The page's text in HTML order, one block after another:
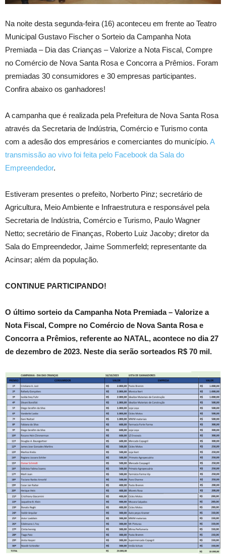
Na noite desta segunda-feira (16) aconteceu em frente ao Teatro
Municipal Gustavo Fischer o Sorteio da Campanha Nota
Premiada – Dia das Crianças – Valorize a Nota Fiscal, Compre
no Comércio de Nova Santa Rosa e Concorra a Prêmios. Foram
premiadas 30 consumidores e 30 empresas participantes.
Confira abaixo os ganhadores!
A campanha que é realizada pela Prefeitura de Nova Santa Rosa
através da Secretaria de Indústria, Comércio e Turismo conta
com a adesão dos empresários e comerciantes do município. A
transmissão ao vivo foi feita pelo Facebook da Sala do
Empreendedor.
Estiveram presentes o prefeito, Norberto Pinz; secretário de
Agricultura, Meio Ambiente e Infraestrutura e responsável pela
Secretaria de Indústria, Comércio e Turismo, Paulo Wagner
Netto; secretário de Finanças, Roberto Luiz Jacoby; diretor da
Sala do Empreendedor, Jaime Sommerfeld; representante da
Acinsar; além da população.
CONTINUE PARTICIPANDO!
O último sorteio da Campanha Nota Premiada – Valorize a
Nota Fiscal, Compre no Comércio de Nova Santa Rosa e
Concorra a Prêmios, referente ao NATAL, acontece no dia 27
de dezembro de 2023. Neste dia serão sorteados R$ 70 mil.